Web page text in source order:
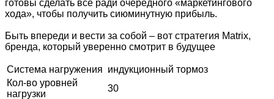
готовы сделать все ради очередного «маркетингового
хода», чтобы получить сиюминутную прибыль.
Быть впереди и вести за собой – вот стратегия Matrix,
бренда, который уверенно смотрит в будущее
Система нагружения индукционный тормоз
Кол-во уровней
нагрузки
30